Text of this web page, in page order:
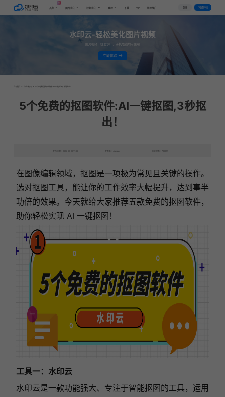
工具集 图片水印 视频水印 教程 下载 VIP 代理推广 登录 下载客户端
水印云-轻松美化图片视频
图片视频一键去水印，手机电脑均可使用
立即体验
首页 > 行业资讯 > 5个免费的抠图软件:AI一键抠图,3秒抠出！
5个免费的抠图软件:AI一键抠图,3秒抠
出！
发布日期：2025-02-20 11:00 发表者：qianqian 浏览次数：7686次
在图像编辑领域，抠图是一项极为常见且关键的操作。
选对抠图工具，能让你的工作效率大幅提升，达到事半
功倍的效果。今天就给大家推荐五款免费的抠图软件，
助你轻松实现 AI 一键抠图！
工具一： 水印云
水印云是一款功能强大、专注于智能抠图的工具，运用